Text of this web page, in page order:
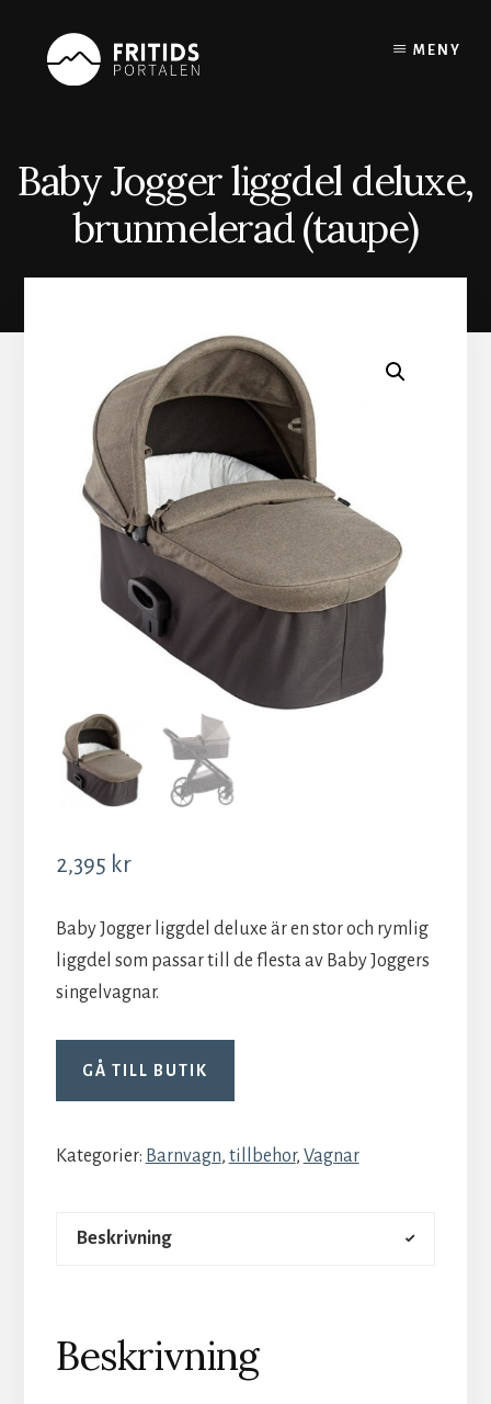
content
MENY
Baby Jogger liggdel deluxe,
brunmelerad (taupe)
2,395 kr
Baby Jogger liggdel deluxe är en stor och rymlig
liggdel som passar till de flesta av Baby Joggers
singelvagnar.
GÅ TILL BUTIK
Kategorier: Barnvagn, tillbehor, Vagnar
Beskrivning
Beskrivning